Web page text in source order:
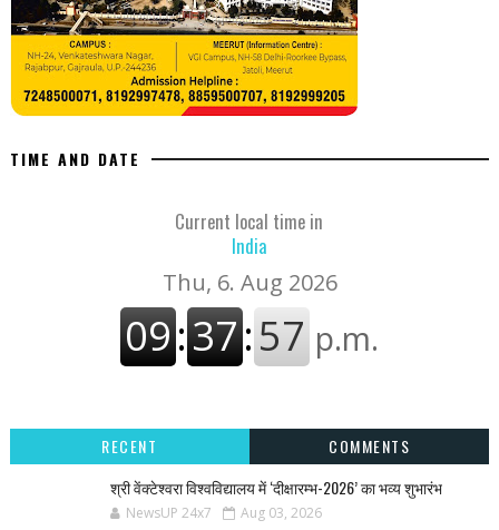
TIME AND DATE
Current local time in
India
RECENT
COMMENTS
श्री वेंक्टेश्वरा विश्वविद्यालय में ‘दीक्षारम्भ-2026’ का भव्य शुभारंभ
NewsUP 24x7 Aug 03, 2026